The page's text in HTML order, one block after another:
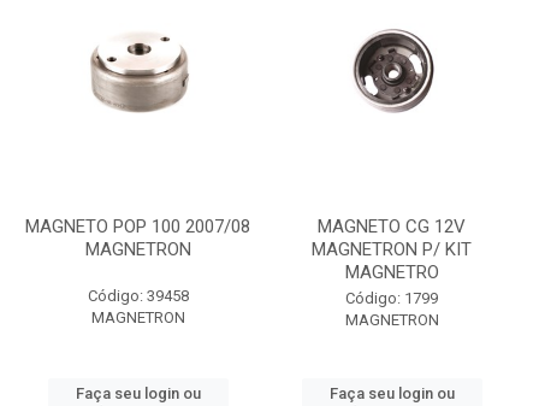
MAGNETO POP 100 2007/08
MAGNETRON
Código: 39458
MAGNETRON
Faça seu login ou
MAGNETO CG 12V
MAGNETRON P/ KIT
MAGNETRO
Código: 1799
MAGNETRON
Faça seu login ou